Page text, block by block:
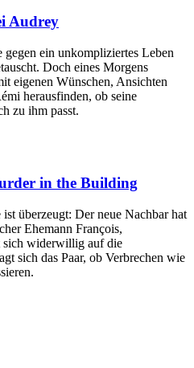
Audrey
ein unkompliziertes Leben
Doch eines Morgens
eigenen Wünschen, Ansichten
herausfinden, ob seine
zu ihm passt.
in the Building
überzeugt: Der neue Nachbar hat
Ehemann François,
sich widerwillig auf die
sich das Paar, ob Verbrechen wie